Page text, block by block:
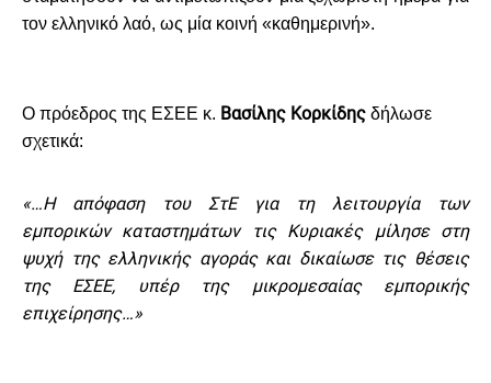
τον ελληνικό λαό, ως μία κοινή «καθημερινή».
Ο πρόεδρος της ΕΣΕΕ κ. Βασίλης Κορκίδης δήλωσε
σχετικά:
«…Η απόφαση του ΣτΕ για τη λειτουργία των
εμπορικών καταστημάτων τις Κυριακές μίλησε στη
ψυχή της ελληνικής αγοράς και δικαίωσε τις θέσεις
της ΕΣΕΕ, υπέρ της μικρομεσαίας εμπορικής
επιχείρησης…»